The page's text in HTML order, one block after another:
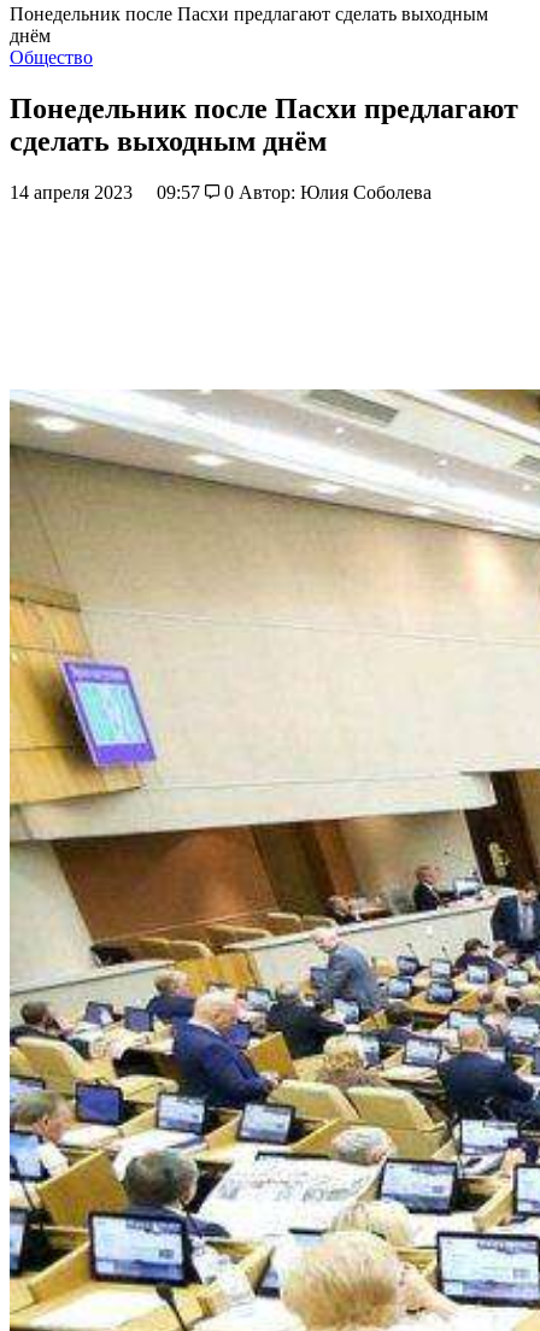
Понедельник после Пасхи предлагают сделать выходным
днём
Общество
Понедельник после Пасхи предлагают
сделать выходным днём
14 апреля 2023 09:57 0 Автор: Юлия Соболева